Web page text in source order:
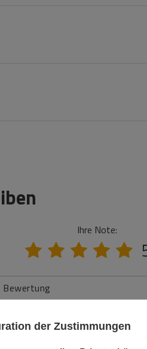
Ihre Note:
Bewertung
der Zustimmungen